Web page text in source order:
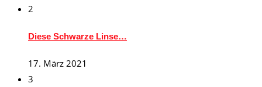
2
Diese Schwarze Linse…
17. März 2021
3